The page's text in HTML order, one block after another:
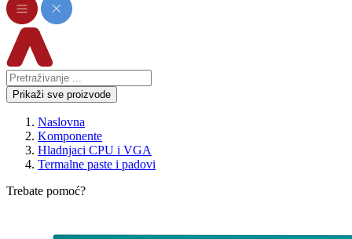
Prikaži sve proizvode
Naslovna
Komponente
Hladnjaci CPU i VGA
Termalne paste i padovi
Trebate pomoć?